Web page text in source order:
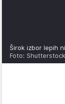
Širok izbor lepih
Foto: Shutterstock